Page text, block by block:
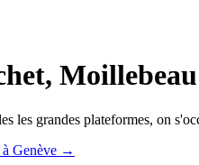
les grandes plateformes, on
Genève →